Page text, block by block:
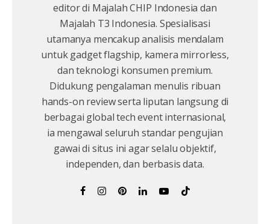
editor di Majalah CHIP Indonesia dan
Majalah T3 Indonesia. Spesialisasi
utamanya mencakup analisis mendalam
untuk gadget flagship, kamera mirrorless,
dan teknologi konsumen premium.
Didukung pengalaman menulis ribuan
hands-on review serta liputan langsung di
berbagai global tech event internasional,
ia mengawal seluruh standar pengujian
gawai di situs ini agar selalu objektif,
independen, dan berbasis data.